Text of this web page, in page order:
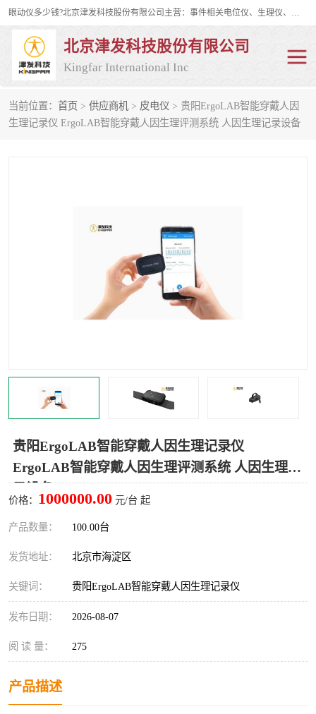
眼动仪多少钱?北京津发科技股份有限公司主营：事件相关电位仪、生理仪、肌电仪、脑电仪、皮电仪、眼动仪；是国家级高新技术企业、科技部认定的科技型中小企业和中关村高新技术企业，具备保密资格，具备自主进出口经营权；自主研发技术、产品与服务荣获多项省部级科学技术奖励、国家发明专利、国家软件著作权和省部级新技术新产品（服务）认证。
北京津发科技股份有限公司
Kingfar International Inc
当前位置： 首页 > 供应商机 > 皮电仪 > 贵阳ErgoLAB智能穿戴人因
生理记录仪 ErgoLAB智能穿戴人因生理评测系统 人因生理记录设备
贵阳ErgoLAB智能穿戴人因生理记录仪
ErgoLAB智能穿戴人因生理评测系统 人因生理记
价格： 1000000.00 元/台 起
产品数量： 100.00台
发货地址： 北京市海淀区
关键词： 贵阳ErgoLAB智能穿戴人因生理记录仪
发布日期： 2026-08-07
阅 读 量： 275
产品描述
皮电仪 脑电仪
行为观察与表情分析 动作捕捉与生物力学
人机交互实验室
神经营销与消费行为实验 车俩与驾驶模拟